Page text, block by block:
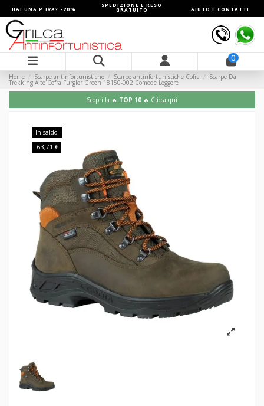
HAI UNA P.IVA? -20%
SPEDIZIONE E RESO
GRATUITO AIUTO E CONTATTI
0
Home Scarpe antinfortunistiche Scarpe antinfortunistiche Cofra Scarpe Da
Trekking Alte Cofra Furgler Green 18150-002 Comode Leggere
Scopri la 🔥 TOP 10 🔥 Clicca qui
In saldo!
-63,71 €